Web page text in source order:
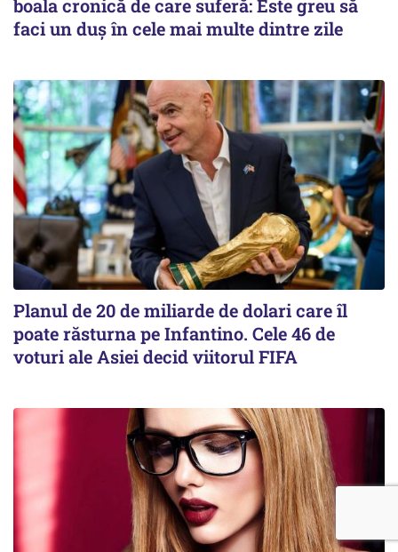
boala cronică de care suferă: Este greu să
faci un duș în cele mai multe dintre zile
Planul de 20 de miliarde de dolari care îl
poate răsturna pe Infantino. Cele 46 de
voturi ale Asiei decid viitorul FIFA